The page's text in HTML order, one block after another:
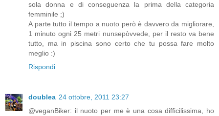
sola donna e di conseguenza la prima della categoria
femminile ;)
A parte tutto il tempo a nuoto però è davvero da migliorare,
1 minuto ogni 25 metri nunsepòvvede, per il resto va bene
tutto, ma in piscina sono certo che tu possa fare molto
meglio :)
Rispondi
doublea 24 ottobre, 2011 23:27
@veganBiker: il nuoto per me è una cosa difficilissima, ho